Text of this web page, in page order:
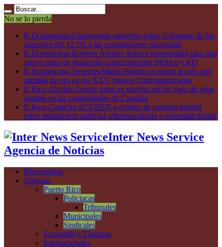
No se lo pierda
R.Dominicana-Empresarios advierten sobre el impacto de los
aranceles del 12.5% a las exportaciones nacionales
R.Dominicana-Roberto Álvarez destaca oportunidad para una
nueva etapa de desarrollo comercial entre México y RD
R.Dominicana-Deportes/María Dimitrova aporta al país otra
medalla de oro en los XXV Juegos Centroamericanos
P. Rico-Alcalde Aponte pone en marcha red de oasis de agua
potable en las comunidades de Carolina
P. Rico-Capacita ACUDEN a centros de cuidado infantil
sobre inteligencia artificial, ciberpsicología y seguridad digital
Inter News Service
Agencia de Noticias
Bienvenidos
Noticias
Puerto Rico
Policiacas
Tribunales
Municipales
Sindicales
Economía y Finanzas
Internacionales